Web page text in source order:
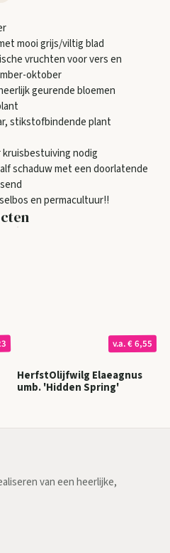
mooi grijs/viltig blad
vruchten voor vers en
oktober
geurende bloemen
stikstofbindende plant
kruisbestuiving nodig
schaduw met een doorlatende
en permacultuur!!
v.a.€ 6,55
HerfstOlijfwilg Elaeagnus
umb. 'Hidden Spring'
van een heerlijke,